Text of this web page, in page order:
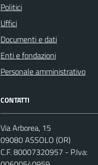
Politici
Uffici
Documenti e dati
Enti e fondazioni
Personale amministrativo
CONTATTI
Via Arborea, 15
09080 ASSOLO (OR)
C.F. 80007320957 - P.Iva: